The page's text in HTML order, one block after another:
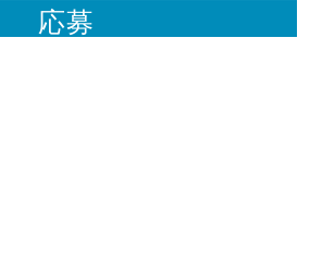
応募